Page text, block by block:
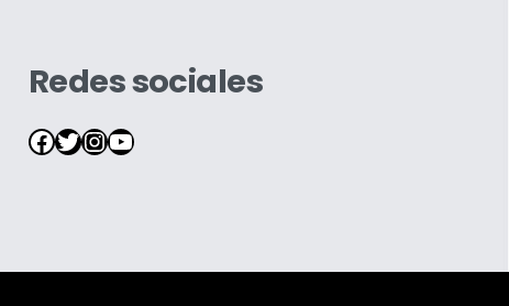
Redes sociales
Facebook
Twitter
Instagram
YouTube